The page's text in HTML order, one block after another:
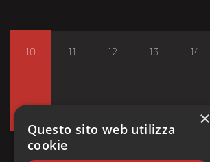
10 11 12 13 14
17 18
×
Questo sito web utilizza
cookie